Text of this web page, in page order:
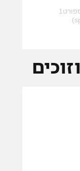
A post shared by ספורט1